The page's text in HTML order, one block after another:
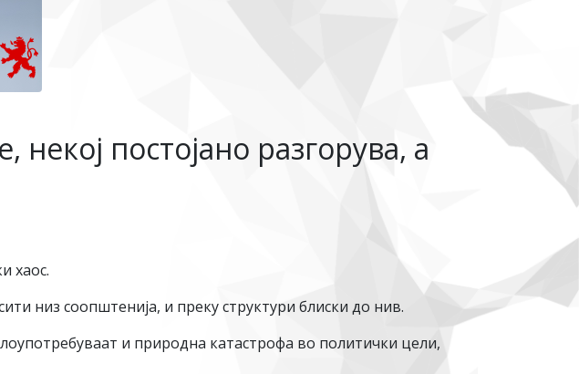
постојано разгорува, а
хаос.
низ соопштенија, и преку структури блиски до нив.
и природна катастрофа во политички цели,